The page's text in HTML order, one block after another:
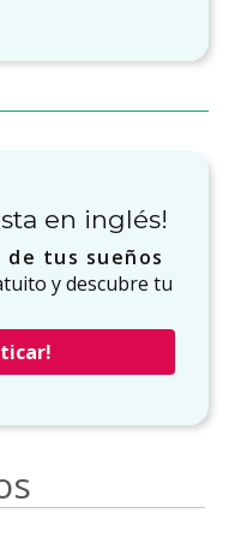
en inglés!
tus sueños
y descubre tu